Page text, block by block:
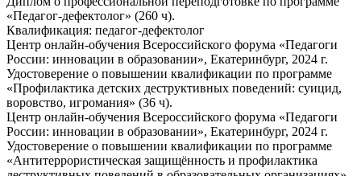
«Педагог-дефектолог» (260 ч).
Квалификация: педагог-дефектолог
Центр онлайн-обучения Всероссийского форума «Педагоги
России: инновации в образовании», Екатеринбург, 2024 г.
Удостоверение о повышении квалификации по программе
«Профилактика детских деструктивных поведений: суицид,
воровство, игромания» (36 ч).
Центр онлайн-обучения Всероссийского форума «Педагоги
России: инновации в образовании», Екатеринбург, 2024 г.
Удостоверение о повышении квалификации по программе
«Антитеррористическая защищённость и профилактика